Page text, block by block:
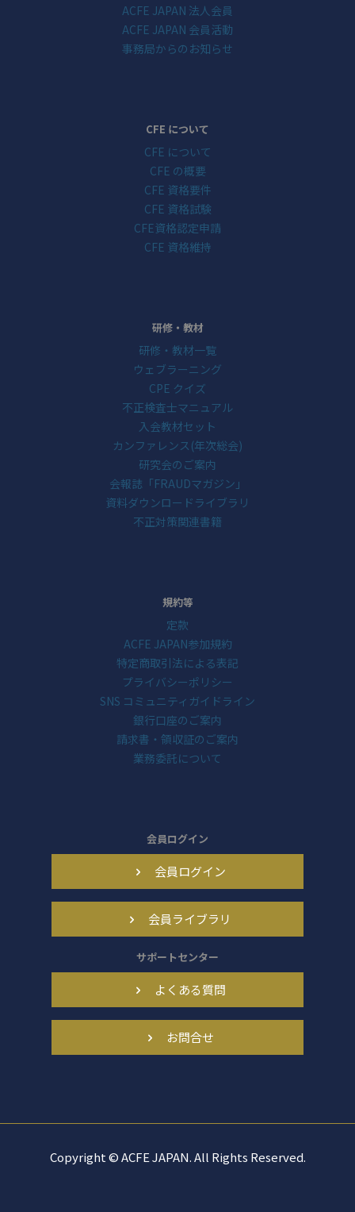
ACFE JAPAN 法人会員
ACFE JAPAN 会員活動
事務局からのお知らせ
CFE について
CFE について
CFE の概要
CFE 資格要件
CFE 資格試験
CFE資格認定申請
CFE 資格維持
研修・教材
研修・教材一覧
ウェブラーニング
CPE クイズ
不正検査士マニュアル
入会教材セット
カンファレンス(年次総会)
研究会のご案内
会報誌「FRAUDマガジン」
資料ダウンロードライブラリ
不正対策関連書籍
規約等
定款
ACFE JAPAN参加規約
特定商取引法による表記
プライバシーポリシー
SNS コミュニティガイドライン
銀行口座のご案内
請求書・領収証のご案内
業務委託について
会員ログイン
会員ログイン
会員ライブラリ
サポートセンター
よくある質問
お問合せ
Copyright © ACFE JAPAN. All Rights Reserved.